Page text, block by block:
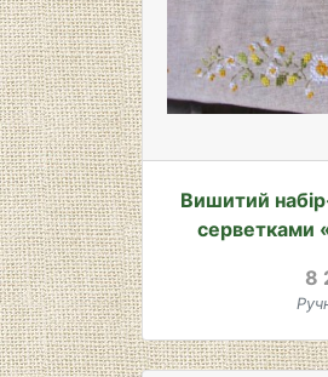
Вишитий
серветками
8